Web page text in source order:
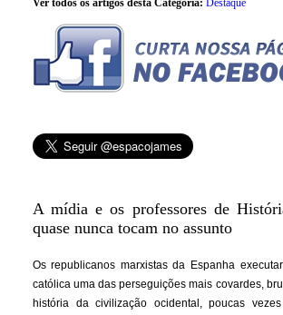
Ver todos os artigos desta Categoria: Destaque
A mídia e os professores de
quase nunca tocam no assunto
Os republicanos marxistas da Espanha
católica uma das perseguições mais covardes,
história da civilização ocidental, poucas